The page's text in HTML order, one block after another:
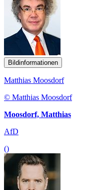
Bildinformationen
Matthias Moosdorf
© Matthias Moosdorf
Moosdorf, Matthias
AfD
()